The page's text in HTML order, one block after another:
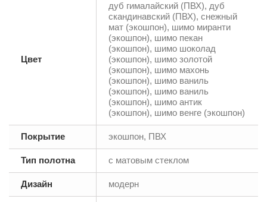
Цвет
дуб гималайский (ПВХ), дуб
скандинавский (ПВХ), снежный
мат (экошпон), шимо миранти
(экошпон), шимо пекан
(экошпон), шимо шоколад
(экошпон), шимо золотой
(экошпон), шимо махонь
(экошпон), шимо ваниль
(экошпон), шимо ваниль
(экошпон), шимо антик
(экошпон), шимо венге (экошпон)
Покрытие экошпон, ПВХ
Тип полотна с матовым стеклом
Дизайн модерн